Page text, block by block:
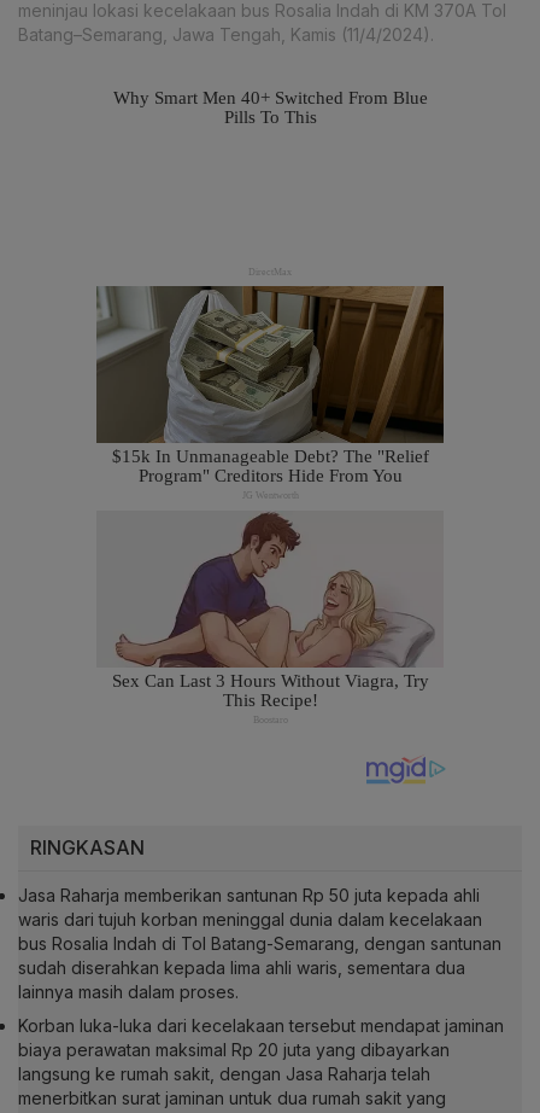
meninjau lokasi kecelakaan bus Rosalia Indah di KM 370A Tol
Batang–Semarang, Jawa Tengah, Kamis (11/4/2024).
RINGKASAN
Jasa Raharja memberikan santunan Rp 50 juta kepada ahli
waris dari tujuh korban meninggal dunia dalam kecelakaan
bus Rosalia Indah di Tol Batang-Semarang, dengan santunan
sudah diserahkan kepada lima ahli waris, sementara dua
lainnya masih dalam proses.
Korban luka-luka dari kecelakaan tersebut mendapat jaminan
biaya perawatan maksimal Rp 20 juta yang dibayarkan
langsung ke rumah sakit, dengan Jasa Raharja telah
menerbitkan surat jaminan untuk dua rumah sakit yang